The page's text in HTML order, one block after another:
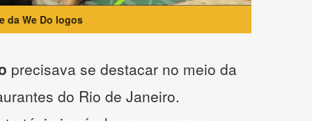
da We Do logos
precisava se destacar no meio da
do Rio de Janeiro.